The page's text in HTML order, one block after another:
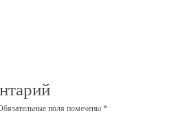
поля помечены *